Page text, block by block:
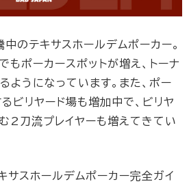
のテキサスホールデムポーカー。
もポーカースポットが増え、トーナ
ようになっています。また、ポー
ビリヤード場も増加中で、ビリヤ
2刀流プレイヤーも増えてきてい
サスホールデムポーカー完全ガイ